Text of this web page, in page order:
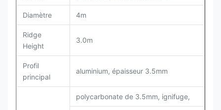
Diamètre 4m
Ridge
Height
3.0m
Profil
principal
aluminium, épaisseur 3.5mm
polycarbonate de 3.5mm, ignifuge,